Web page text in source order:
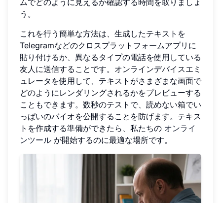
う。
これを行う簡単な方法は、生成したテキストを
Telegramなどのクロスプラットフォームアプリに
貼り付けるか、異なるタイプの電話を使用している
友人に送信することです。オンラインデバイスエミ
ュレータを使用して、テキストがさまざまな画面で
どのようにレンダリングされるかをプレビューする
こともできます。数秒のテストで、読めない箱でい
っぱいのバイオを公開することを防げます。テキス
トを作成する準備ができたら、私たちの オンライ
ンツール が開始するのに最適な場所です。